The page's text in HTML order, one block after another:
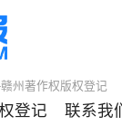
州著作权版权登记
登记 联系我